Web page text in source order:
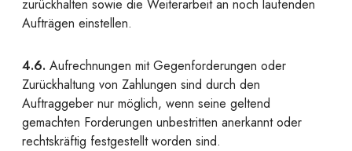
zurückhalten sowie die Weiterarbeit an noch laufenden
Aufträgen einstellen.
4.6. Aufrechnungen mit Gegenforderungen oder
Zurückhaltung von Zahlungen sind durch den
Auftraggeber nur möglich, wenn seine geltend
gemachten Forderungen unbestritten anerkannt oder
rechtskräftig festgestellt worden sind.